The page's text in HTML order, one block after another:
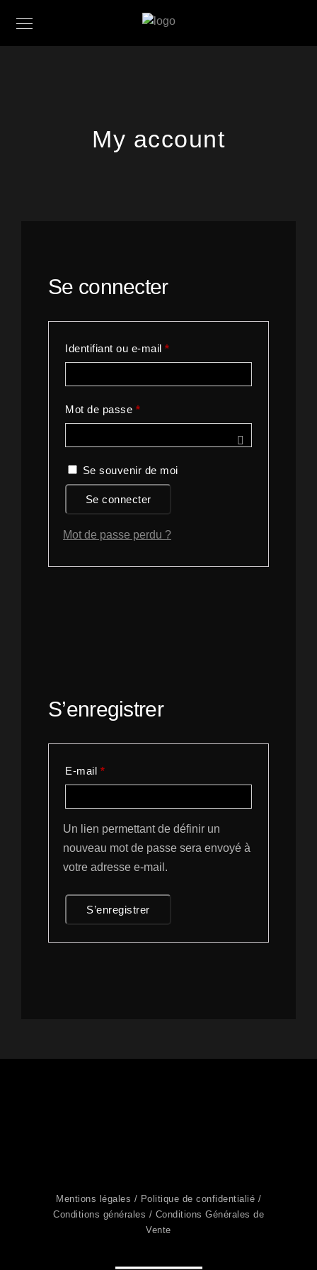
My account
Se connecter
Identifiant ou e-mail *Obligatoire
Mot de passe *Obligatoire
Se souvenir de moi
Se connecter
Mot de passe perdu ?
S’enregistrer
E-mail *Obligatoire
Un lien permettant de définir un
nouveau mot de passe sera envoyé à
votre adresse e-mail.
S’enregistrer
Mentions légales / Politique de confidentialié /
Conditions générales / Conditions Générales de
Vente